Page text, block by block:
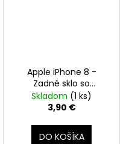
Apple iPhone 8 -
Zadné sklo so
zväčšeným otvorom
na kameru +
(Čierny / Space Gray)
Skladom (1 ks)
3,90 €
DO KOŠÍKA